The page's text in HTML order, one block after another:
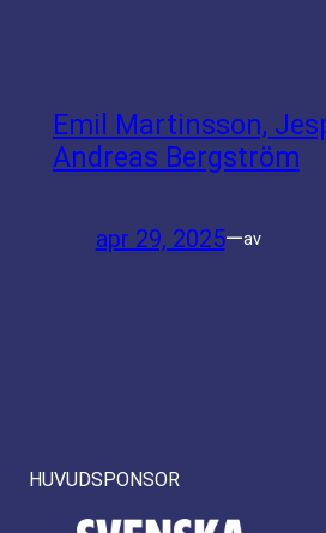
Emil Martinsson,
Andreas Bergström
apr 29, 2025—av
HUVUDSPONSOR